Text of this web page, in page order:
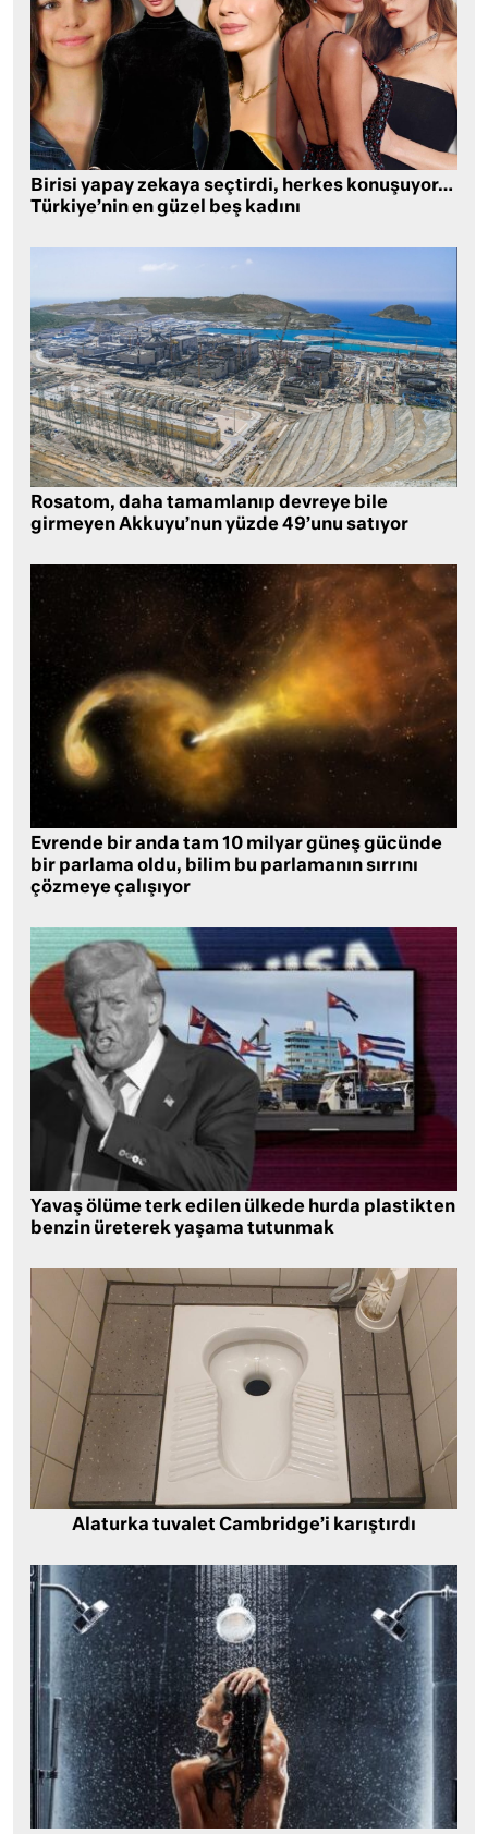
Birisi yapay zekaya seçtirdi, herkes konuşuyor…
Türkiye’nin en güzel beş kadını
Rosatom, daha tamamlanıp devreye bile
girmeyen Akkuyu’nun yüzde 49’unu satıyor
Evrende bir anda tam 10 milyar güneş gücünde
bir parlama oldu, bilim bu parlamanın sırrını
çözmeye çalışıyor
Yavaş ölüme terk edilen ülkede hurda plastikten
benzin üreterek yaşama tutunmak
Alaturka tuvalet Cambridge’i karıştırdı